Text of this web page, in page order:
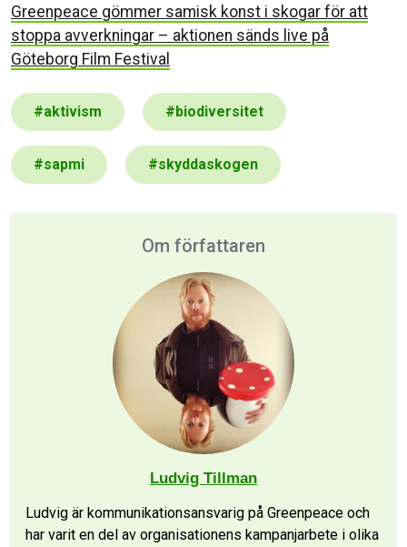
Greenpeace gömmer samisk konst i skogar för att
stoppa avverkningar – aktionen sänds live på
Göteborg Film Festival
#aktivism #biodiversitet
#sapmi #skyddaskogen
Om författaren
Ludvig Tillman
Ludvig är kommunikationsansvarig på Greenpeace och
har varit en del av organisationens kampanjarbete i olika